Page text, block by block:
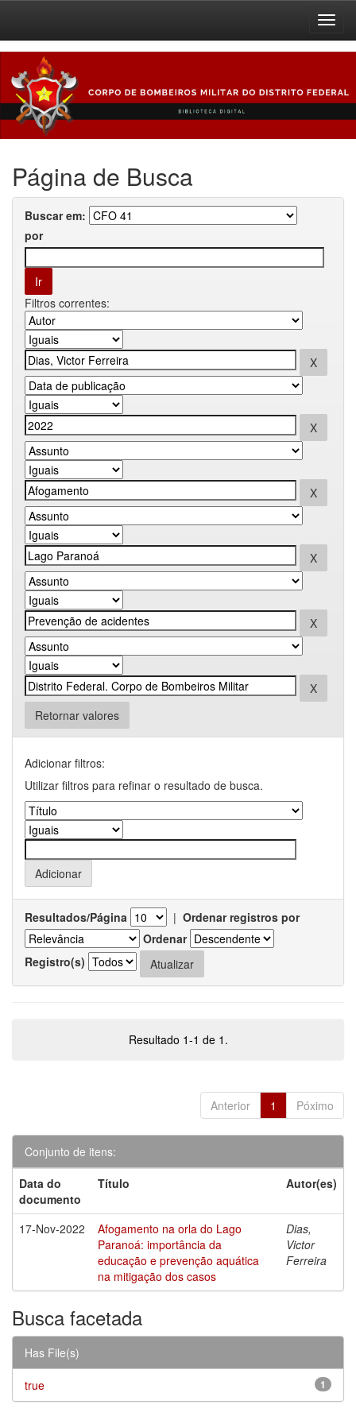
navigation
Página de Busca
Buscar em:
por
Filtros correntes:
Retornar valores
Adicionar filtros:
Utilizar filtros para refinar o resultado de busca.
Resultados/Página | Ordenar registros por
Ordenar
Registro(s)
Resultado 1-1 de 1.
Anterior 1 Póximo
Conjunto de itens:
Data do
documento
Título Autor(es)
17-Nov-2022
Afogamento na orla do Lago
Paranoá: importância da
educação e prevenção aquática
na mitigação dos casos
Dias,
Victor
Ferreira
Busca facetada
Has File(s)
1
true